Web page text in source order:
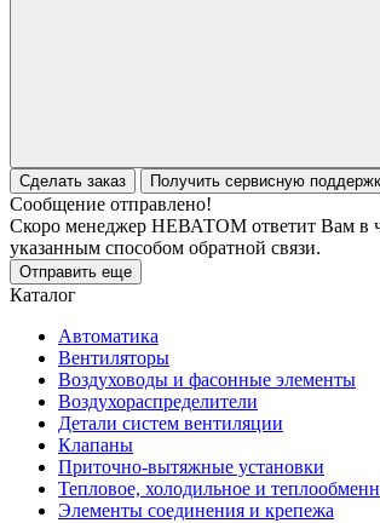
Сделать заказ
Получить сервисную
Сообщение отправлено!
Скоро менеджер НЕВАТОМ ответит Вам в
указанным способом обратной связи.
Отправить еще
Каталог
Автоматика
Вентиляторы
Воздуховоды и фасонные элементы
Воздухораспределители
Детали систем вентиляции
Клапаны
Приточно-вытяжные установки
Тепловое, холодильное и
Элементы соединения и крепежа